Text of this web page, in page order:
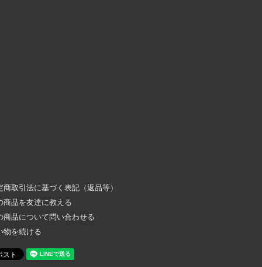
商取引法に基づく表記（返品等）
商品を友達に教える
商品について問い合わせる
物を続ける